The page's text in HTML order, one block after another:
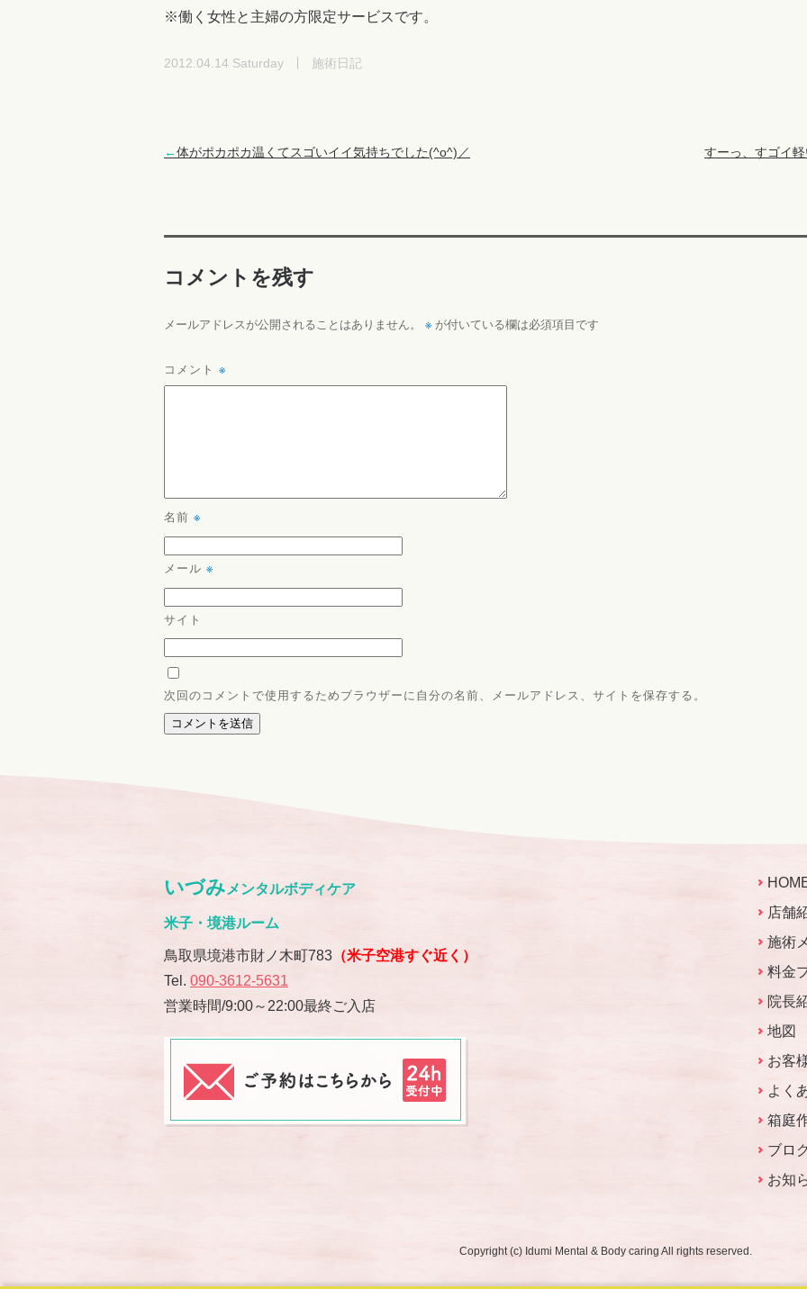
※働く女性と主婦の方限定サービスです。
2012.04.14 Saturday 施術日記
←体がポカポカ温くてスゴいイイ気持ちでした(^o^)／ すーっ、すゴイ
コメントを残す
メールアドレスが公開されることはありません。 ※ が付いている欄は必須項目です
コメント ※
名前 ※
メール ※
サイト
次回のコメントで使用するためブラウザーに自分の名前、メールアドレス、サイトを保存する。
いづみ メンタルボディケア
米子・境港ルーム
鳥取県境港市財ノ木町783 （米子空港すぐ近く）
Tel. 090-3612-5631
営業時間/9:00～22:00最終ご入店
店舗
施術
料金
院長
地図
お客
よく
箱庭
ブロ
お知
Copyright (c) Idumi Mental & Body caring All rights reserved.